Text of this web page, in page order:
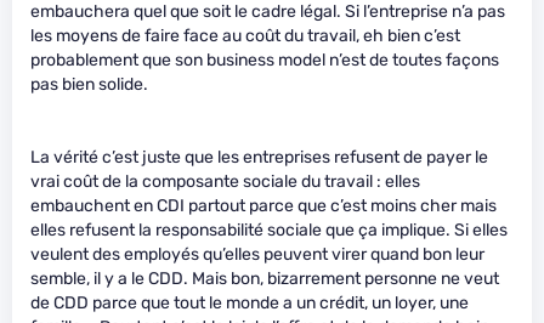
embauchera quel que soit le cadre légal. Si l’entreprise n’a pas
les moyens de faire face au coût du travail, eh bien c’est
probablement que son business model n’est de toutes façons
pas bien solide.
La vérité c’est juste que les entreprises refusent de payer le
vrai coût de la composante sociale du travail : elles
embauchent en CDI partout parce que c’est moins cher mais
elles refusent la responsabilité sociale que ça implique. Si elles
veulent des employés qu’elles peuvent virer quand bon leur
semble, il y a le CDD. Mais bon, bizarrement personne ne veut
de CDD parce que tout le monde a un crédit, un loyer, une